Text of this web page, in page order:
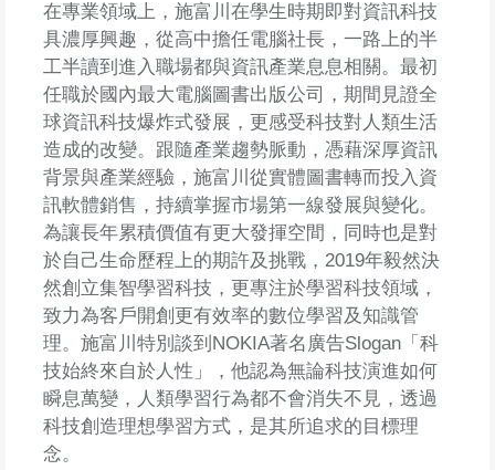
在專業領域上，施富川在學生時期即對資訊科技
具濃厚興趣，從高中擔任電腦社長，一路上的半
工半讀到進入職場都與資訊產業息息相關。最初
任職於國內最大電腦圖書出版公司，期間見證全
球資訊科技爆炸式發展，更感受科技對人類生活
造成的改變。跟隨產業趨勢脈動，憑藉深厚資訊
背景與產業經驗，施富川從實體圖書轉而投入資
訊軟體銷售，持續掌握市場第一線發展與變化。
為讓長年累積價值有更大發揮空間，同時也是對
於自己生命歷程上的期許及挑戰，2019年毅然決
然創立集智學習科技，更專注於學習科技領域，
致力為客戶開創更有效率的數位學習及知識管
理。施富川特別談到NOKIA著名廣告Slogan「科
技始終來自於人性」，他認為無論科技演進如何
瞬息萬變，人類學習行為都不會消失不見，透過
科技創造理想學習方式，是其所追求的目標理
念。